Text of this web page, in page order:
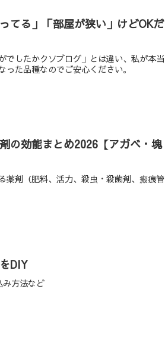
てる」「部屋が狭い」けどOKだ
でしたかクソブログ」とは違い、私が本当
た品種なのでご安心ください。
の効能まとめ2026【アガベ・塊
薬剤（肥料、活力、殺虫・殺菌剤、瘢痕管
DIY
み方法など